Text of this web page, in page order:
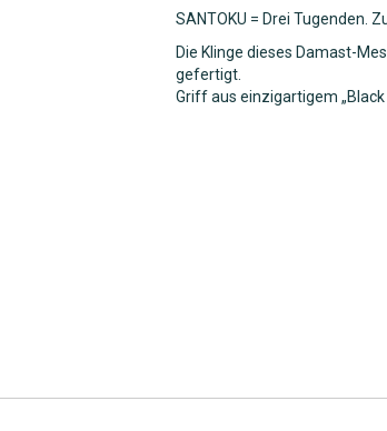
SANTOKU = Drei Tugenden.
Die Klinge dieses Damast-
gefertigt.
Griff aus einzigartigem „Black